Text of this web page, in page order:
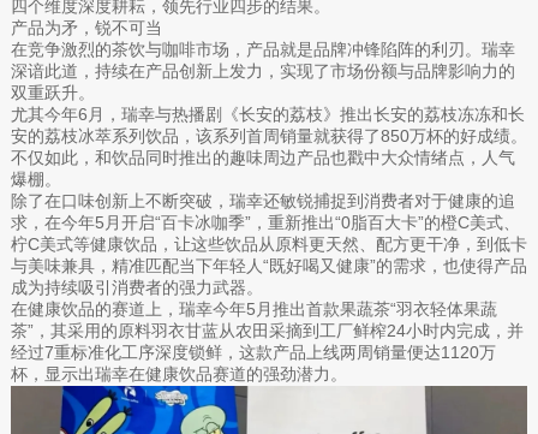
四个维度深度耕耘，领先行业四步的结果。
产品为矛，锐不可当
在竞争激烈的茶饮与咖啡市场，产品就是品牌冲锋陷阵的利刃。瑞幸
深谙此道，持续在产品创新上发力，实现了市场份额与品牌影响力的
双重跃升。
尤其今年6月，瑞幸与热播剧《长安的荔枝》推出长安的荔枝冻冻和长
安的荔枝冰萃系列饮品，该系列首周销量就获得了850万杯的好成绩。
不仅如此，和饮品同时推出的趣味周边产品也戳中大众情绪点，人气
爆棚。
除了在口味创新上不断突破，瑞幸还敏锐捕捉到消费者对于健康的追
求，在今年5月开启“百卡冰咖季”，重新推出“0脂百大卡”的橙C美式、
柠C美式等健康饮品，让这些饮品从原料更天然、配方更干净，到低卡
与美味兼具，精准匹配当下年轻人“既好喝又健康”的需求，也使得产品
成为持续吸引消费者的强力武器。
在健康饮品的赛道上，瑞幸今年5月推出首款果蔬茶“羽衣轻体果蔬
茶”，其采用的原料羽衣甘蓝从农田采摘到工厂鲜榨24小时内完成，并
经过7重标准化工序深度锁鲜，这款产品上线两周销量便达1120万
杯，显示出瑞幸在健康饮品赛道的强劲潜力。